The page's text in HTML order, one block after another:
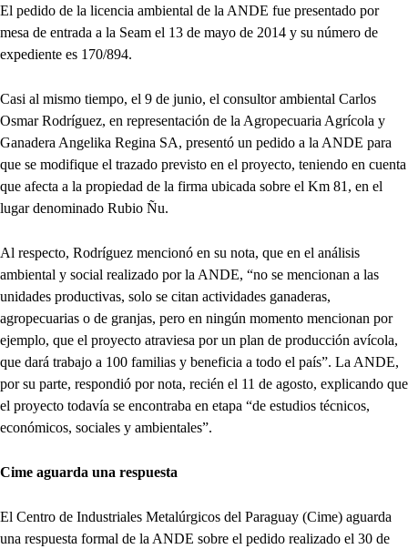
El pedido de la licencia ambiental de la ANDE fue presentado por
mesa de entrada a la Seam el 13 de mayo de 2014 y su número de
expediente es 170/894.
Casi al mismo tiempo, el 9 de junio, el consultor ambiental Carlos
Osmar Rodríguez, en representación de la Agropecuaria Agrícola y
Ganadera Angelika Regina SA, presentó un pedido a la ANDE para
que se modifique el trazado previsto en el proyecto, teniendo en cuenta
que afecta a la propiedad de la firma ubicada sobre el Km 81, en el
lugar denominado Rubio Ñu.
Al respecto, Rodríguez mencionó en su nota, que en el análisis
ambiental y social realizado por la ANDE, “no se mencionan a las
unidades productivas, solo se citan actividades ganaderas,
agropecuarias o de granjas, pero en ningún momento mencionan por
ejemplo, que el proyecto atraviesa por un plan de producción avícola,
que dará trabajo a 100 familias y beneficia a todo el país”. La ANDE,
por su parte, respondió por nota, recién el 11 de agosto, explicando que
el proyecto todavía se encontraba en etapa “de estudios técnicos,
económicos, sociales y ambientales”.
Cime aguarda una respuesta
El Centro de Industriales Metalúrgicos del Paraguay (Cime) aguarda
una respuesta formal de la ANDE sobre el pedido realizado el 30 de